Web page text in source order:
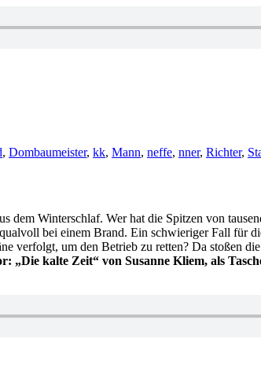
, Dombaumeister, kk, Mann, neffe, nner, Richter,
dem Winterschlaf. Wer hat die Spitzen von
bei einem Brand. Ein schwieriger Fall für
verfolgt, um den Betrieb zu retten? Da stoßen
„Die kalte Zeit“ von Susanne Kliem, als